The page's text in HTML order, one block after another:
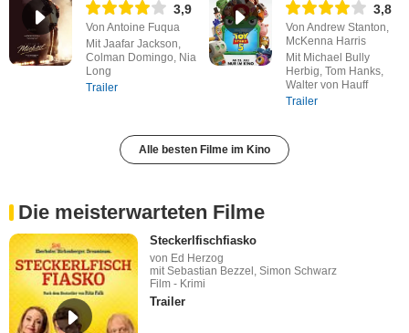
3,9
Von Antoine Fuqua
Mit Jaafar Jackson,
Colman Domingo, Nia
Long
Trailer
3,8
Von Andrew Stanton,
McKenna Harris
Mit Michael Bully
Herbig, Tom Hanks,
Walter von Hauff
Trailer
Alle besten Filme im Kino
Die meisterwarteten Filme
Steckerlfischfiasko
von Ed Herzog
mit Sebastian Bezzel, Simon Schwarz
Film - Krimi
Trailer